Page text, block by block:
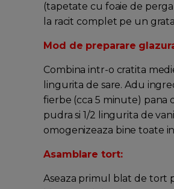
(tapetate cu foaie de
la racit complet pe un
Mod de preparare
Combina intr-o cratita
lingurita de sare. Adu
fierbe (cca 5 minute) pana
pudra si 1/2 lingurita de
omogenizeaza bine toate
Asamblare tort:
Aseaza primul blat de tort